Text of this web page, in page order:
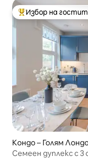
Най-популярен
Избор на
Кондо – Голям
Семеен дуплекс с